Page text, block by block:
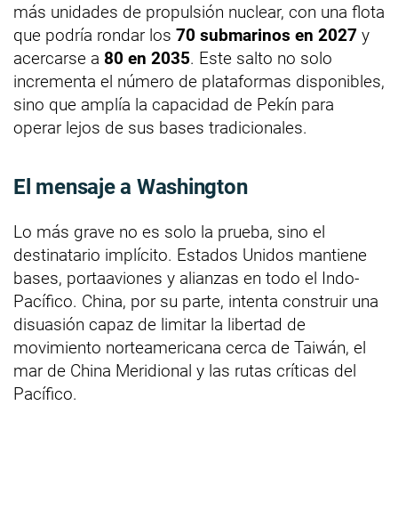
más unidades de propulsión nuclear, con una flota
que podría rondar los 70 submarinos en 2027 y
acercarse a 80 en 2035. Este salto no solo
incrementa el número de plataformas disponibles,
sino que amplía la capacidad de Pekín para
operar lejos de sus bases tradicionales.
El mensaje a Washington
Lo más grave no es solo la prueba, sino el
destinatario implícito. Estados Unidos mantiene
bases, portaaviones y alianzas en todo el Indo-
Pacífico. China, por su parte, intenta construir una
disuasión capaz de limitar la libertad de
movimiento norteamericana cerca de Taiwán, el
mar de China Meridional y las rutas críticas del
Pacífico.